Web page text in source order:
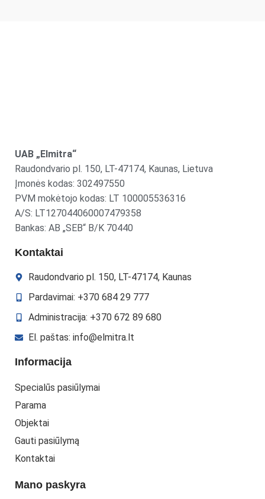
UAB „Elmitra“
Raudondvario pl. 150, LT-47174, Kaunas, Lietuva
Įmonės kodas: 302497550
PVM mokėtojo kodas: LT 100005536316
A/S: LT127044060007479358
Bankas: AB „SEB“ B/K 70440
Kontaktai
Raudondvario pl. 150, LT-47174, Kaunas
Pardavimai: +370 684 29 777
Administracija: +370 672 89 680
El. paštas: info@elmitra.lt
Informacija
Specialūs pasiūlymai
Parama
Objektai
Gauti pasiūlymą
Kontaktai
Mano paskyra